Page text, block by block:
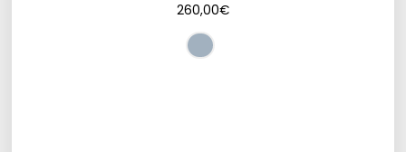
260,00€